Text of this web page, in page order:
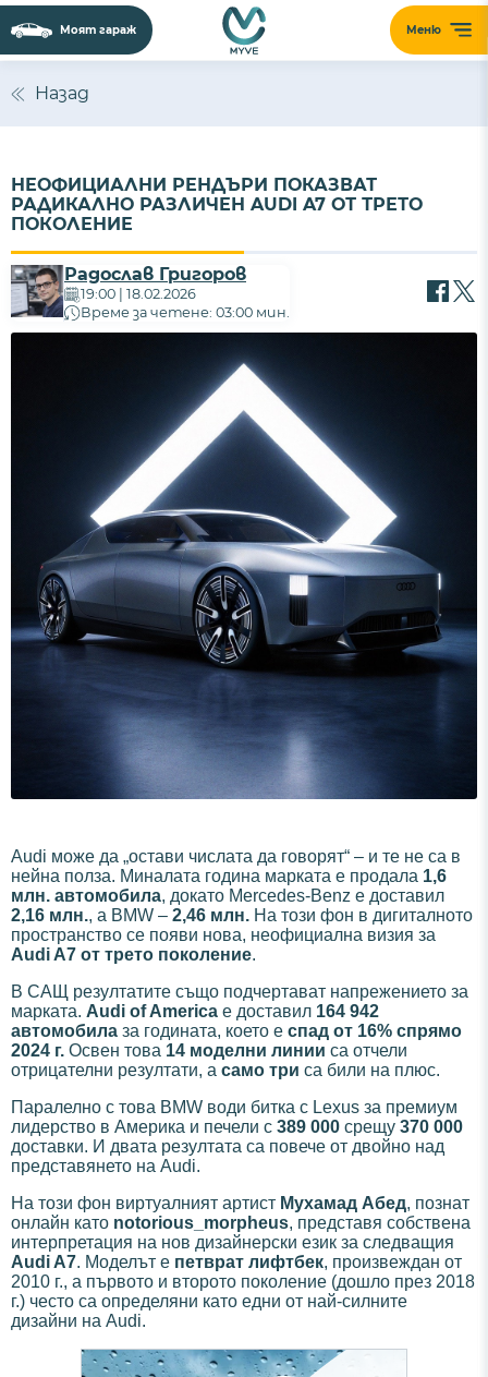
Меню
Моят гараж
Назад
НЕОФИЦИАЛНИ РЕНДЪРИ ПОКАЗВАТ
РАДИКАЛНО РАЗЛИЧЕН AUDI A7 ОТ ТРЕТО
ПОКОЛЕНИЕ
Радослав Григоров
19:00 | 18.02.2026
Време за четене: 03:00 мин.
Audi може да „остави числата да говорят“ – и те не са в
нейна полза. Миналата година марката е продала 1,6
млн. автомобила, докато Mercedes-Benz е доставил
2,16 млн., а BMW – 2,46 млн. На този фон в дигиталното
пространство се появи нова, неофициална визия за
Audi A7 от трето поколение.
В САЩ резултатите също подчертават напрежението за
марката. Audi of America е доставил 164 942
автомобила за годината, което е спад от 16% спрямо
2024 г. Освен това 14 моделни линии са отчели
отрицателни резултати, а само три са били на плюс.
Паралелно с това BMW води битка с Lexus за премиум
лидерство в Америка и печели с 389 000 срещу 370 000
доставки. И двата резултата са повече от двойно над
представянето на Audi.
На този фон виртуалният артист Мухамад Абед, познат
онлайн като notorious_morpheus, представя собствена
интерпретация на нов дизайнерски език за следващия
Audi A7. Моделът е петврат лифтбек, произвеждан от
2010 г., а първото и второто поколение (дошло през 2018
г.) често са определяни като едни от най-силните
дизайни на Audi.